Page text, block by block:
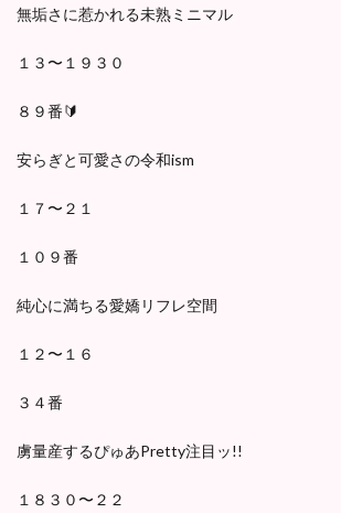
無垢さに惹かれる未熟ミニマル
１３〜１９３０
８９番🔰
安らぎと可愛さの令和ism
１７〜２１
１０９番
純心に満ちる愛嬌リフレ空間
１２〜１６
３４番
虜量産するぴゅあPretty注目ッ!!
１８３０〜２２